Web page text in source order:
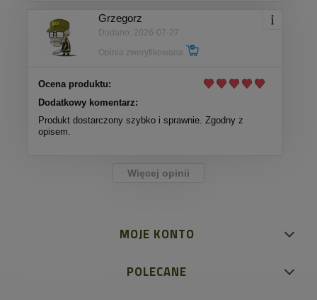
Grzegorz
Dodano: 2026-07-27
Opinia zweryfikowana
Ocena produktu:
Dodatkowy komentarz:
Produkt dostarczony szybko i sprawnie. Zgodny z
opisem.
Więcej opinii
MOJE KONTO
POLECANE